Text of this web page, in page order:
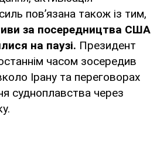
пов’язана також із тим,
за посередництва США
на паузі. Президент
часом зосередив
Ірану та переговорах
судноплавства через